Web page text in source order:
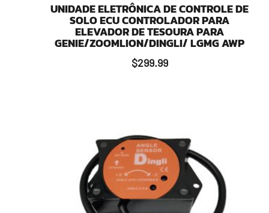
UNIDADE ELETRÔNICA DE CONTROLE DE
SOLO ECU CONTROLADOR PARA
ELEVADOR DE TESOURA PARA
GENIE/ZOOMLION/DINGLI/ LGMG AWP
$299.99